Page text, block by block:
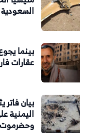
السعودية
بينما
عقارات
بيان فاتر
اليمنية
وحضرموت